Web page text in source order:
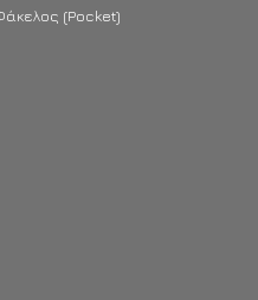
(Pocket)